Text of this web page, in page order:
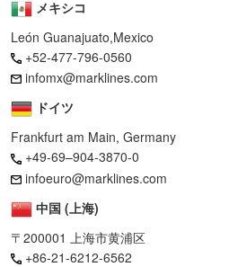
メキシコ
León Guanajuato,Mexico
+52-477-796-0560
infomx@marklines.com
ドイツ
Frankfurt am Main, Germany
+49-69–904-3870-0
infoeuro@marklines.com
中国 (上海)
〒200001 上海市黄浦区
+86-21-6212-6562